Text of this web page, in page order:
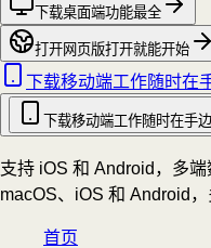
下载桌面端功能最全
打开网页版打开就能开始
下载移动端工作随时在
下载移动端工作随时在手边
支持 iOS 和 Android，多
macOS、iOS 和 Android
首页